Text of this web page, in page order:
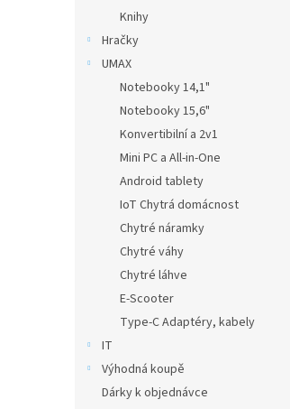
Knihy
Hračky
UMAX
Notebooky 14,1"
Notebooky 15,6"
Konvertibilní a 2v1
Mini PC a All-in-One
Android tablety
IoT Chytrá domácnost
Chytré náramky
Chytré váhy
Chytré láhve
E-Scooter
Type-C Adaptéry, kabely
IT
Výhodná koupě
Dárky k objednávce